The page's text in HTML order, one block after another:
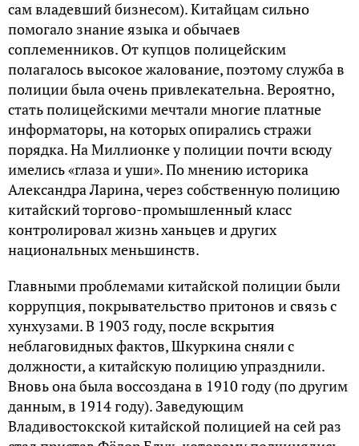
сам владевший бизнесом). Китайцам сильно
помогало знание языка и обычаев
соплеменников. От купцов полицейским
полагалось высокое жалование, поэтому служба в
полиции была очень привлекательна. Вероятно,
стать полицейскими мечтали многие платные
информаторы, на которых опирались стражи
порядка. На Миллионке у полиции почти всюду
имелись «глаза и уши». По мнению историка
Александра Ларина, через собственную полицию
китайский торгово-промышленный класс
контролировал жизнь ханьцев и других
национальных меньшинств.
Главными проблемами китайской полиции были
коррупция, покрывательство притонов и связь с
хунхузами. В 1903 году, после вскрытия
неблаговидных фактов, Шкуркина сняли с
должности, а китайскую полицию упразднили.
Вновь она была воссоздана в 1910 году (по другим
данным, в 1914 году). Заведующим
Владивостокской китайской полицией на сей раз